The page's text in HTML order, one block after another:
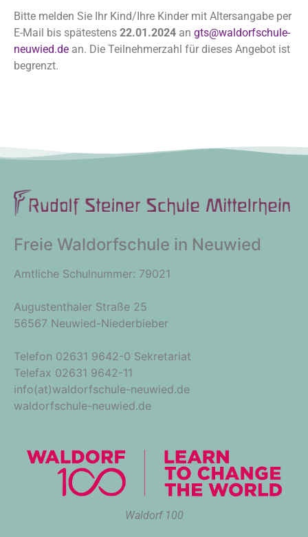
Bitte melden Sie Ihr Kind/Ihre Kinder mit Altersangabe per
E-Mail bis spätestens 22.01.2024 an gts@waldorfschule-
neuwied.de an. Die Teilnehmerzahl für dieses Angebot ist
begrenzt.
Freie Waldorfschule in Neuwied
Amtliche Schulnummer: 79021
Augustenthaler Straße 25
56567 Neuwied-Niederbieber
Telefon 02631 9642-0 Sekretariat
Telefax 02631 9642-11
info(at)waldorfschule-neuwied.de
waldorfschule-neuwied.de
Waldorf 100